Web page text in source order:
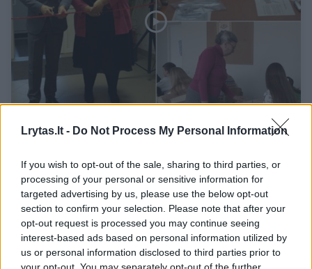
Lrytas.lt - Do Not Process My Personal Information
If you wish to opt-out of the sale, sharing to third parties, or
processing of your personal or sensitive information for
targeted advertising by us, please use the below opt-out
section to confirm your selection. Please note that after your
opt-out request is processed you may continue seeing
interest-based ads based on personal information utilized by
us or personal information disclosed to third parties prior to
Pristatė centrą, padėsiantį integruoti spec.
metodai jau išbandomi
Žinios 2023-10-19